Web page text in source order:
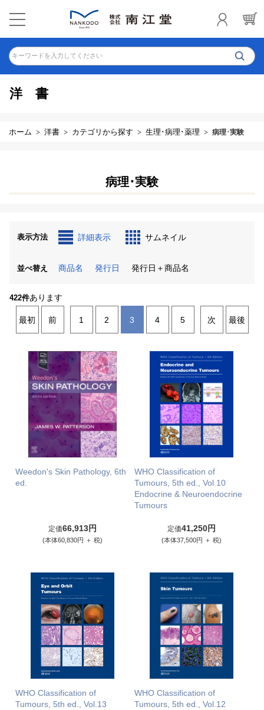
キーワードを入力してください
洋書
ホーム 洋書 カテゴリから探す 生理･病理･薬理 病理･実験
病理･実験
表示方法 詳細表示 サムネイル
並べ替え 商品名 発行日 発行日＋商品名
422件あります
最初 前 1 2 3 4 5 次 最後
Weedon's Skin Pathology, 6th
ed.
定価66,913円
(本体60,830円 ＋ 税)
WHO Classification of
Tumours, 5th ed., Vol.10
Endocrine & Neuroendocrine
Tumours
定価41,250円
(本体37,500円 ＋ 税)
WHO Classification of
Tumours, 5th ed., Vol.13
WHO Classification of
Tumours, 5th ed., Vol.12